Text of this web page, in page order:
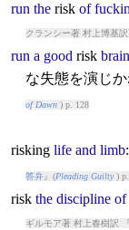
run the risk of
クランシー著 村上博基訳
run a good risk
な失態を演じ
of Dawn) p. 128
risking life and limb
答弁』(Pleading Guilty) p.
risk the discipline of
ギルモア著 村上春樹訳 『